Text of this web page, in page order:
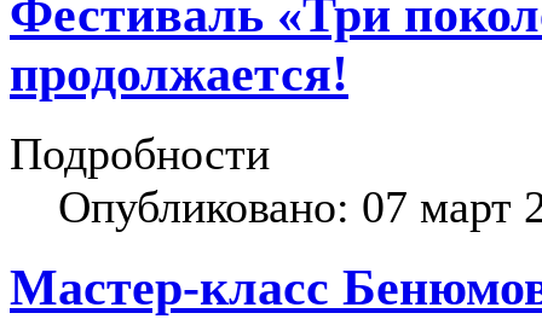
Фестиваль «Три
продолжается!
Подробности
Опубликовано: 07 март
Мастер-класс